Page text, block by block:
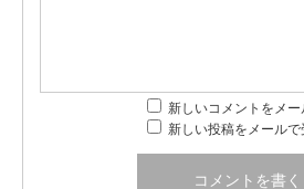
新しいコメントをメー
新しい投稿をメールで